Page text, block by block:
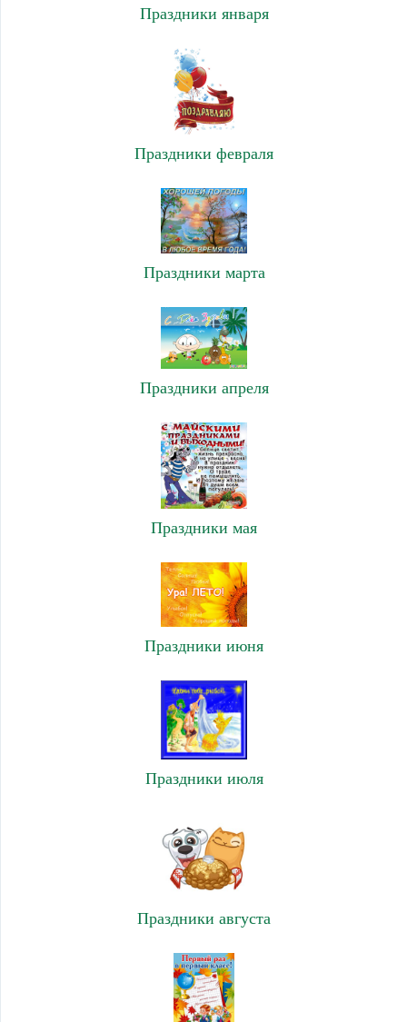
Праздники января
Праздники февраля
Праздники марта
Праздники апреля
Праздники мая
Праздники июня
Праздники июля
Праздники августа